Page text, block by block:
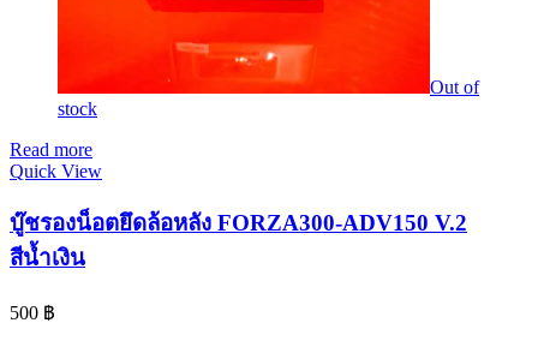
Out of
stock
Read more
Quick View
บู๊ชรองน็อตยึดล้อหลัง FORZA300-ADV150 V.2
สีน้ำเงิน
500 ฿